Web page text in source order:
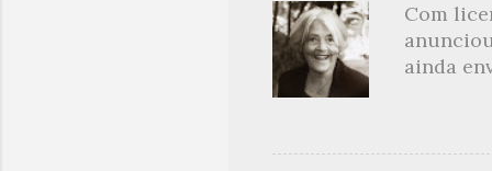
trazes
Com
ainda
não,